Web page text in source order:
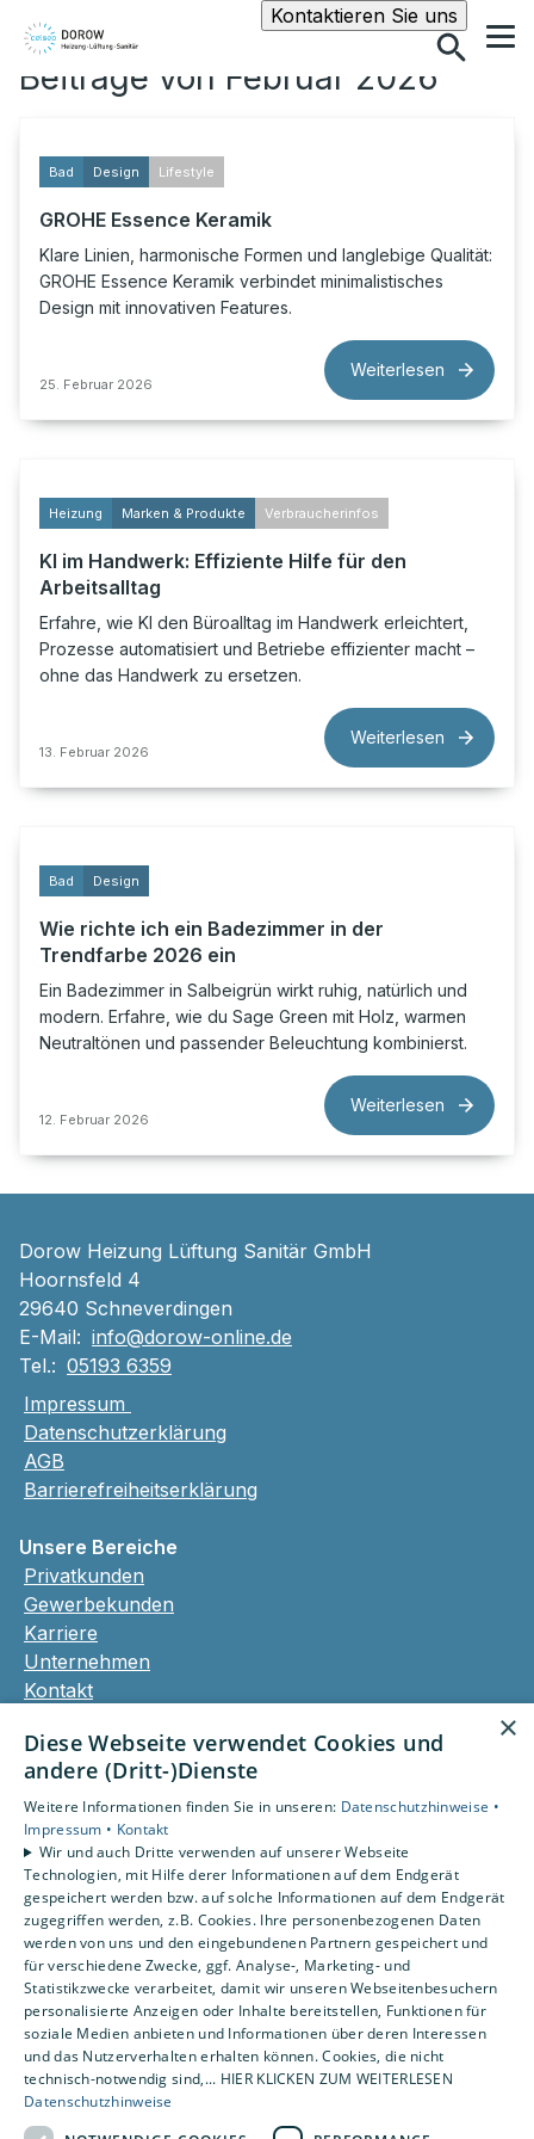
Kontaktieren Sie unsSuche
Beiträge von Februar 2026
Bad Design Lifestyle
GROHE Essence Keramik
Klare Linien, harmonische Formen und langlebige Qualität:
GROHE Essence Keramik verbindet minimalistisches
Design mit innovativen Features.
25. Februar 2026
Weiterlesen
Heizung Marken & Produkte Verbraucherinfos
KI im Handwerk: Effiziente Hilfe für den
Arbeitsalltag
Erfahre, wie KI den Büroalltag im Handwerk erleichtert,
Prozesse automatisiert und Betriebe effizienter macht –
ohne das Handwerk zu ersetzen.
13. Februar 2026
Weiterlesen
Bad Design
Wie richte ich ein Badezimmer in der
Trendfarbe 2026 ein
Ein Badezimmer in Salbeigrün wirkt ruhig, natürlich und
modern. Erfahre, wie du Sage Green mit Holz, warmen
Neutraltönen und passender Beleuchtung kombinierst.
12. Februar 2026
Weiterlesen
Dorow Heizung Lüftung Sanitär GmbH
Hoornsfeld 4
29640 Schneverdingen
E-Mail: info@dorow-online.de
Tel.: 05193 6359
Impressum
Datenschutzerklärung
AGB
Barrierefreiheitserklärung
Unsere Bereiche
Privatkunden
Gewerbekunden
Karriere
Unternehmen
Kontakt
Um externe HTML-Inhalte anzuzeigen, benötigen
Weitere Informationen finden Sie in unserer
Datenschutzerklärung.
Cookie-Einstellungen öffnen
×
Diese Webseite verwendet Cookies und
andere (Dritt-)Dienste
Weitere Informationen finden Sie in unseren: Datenschutzhinweise •
Impressum • Kontakt
Wir und auch Dritte verwenden auf unserer Webseite
Technologien, mit Hilfe derer Informationen auf dem Endgerät
gespeichert werden bzw. auf solche Informationen auf dem Endgerät
zugegriffen werden, z.B. Cookies. Ihre personenbezogenen Daten
werden von uns und den eingebundenen Partnern gespeichert und
für verschiedene Zwecke, ggf. Analyse-, Marketing- und
Statistikzwecke verarbeitet, damit wir unseren Webseitenbesuchern
personalisierte Anzeigen oder Inhalte bereitstellen, Funktionen für
soziale Medien anbieten und Informationen über deren Interessen
und das Nutzerverhalten erhalten können. Cookies, die nicht
technisch-notwendig sind,... HIER KLICKEN ZUM WEITERLESEN
Datenschutzhinweise